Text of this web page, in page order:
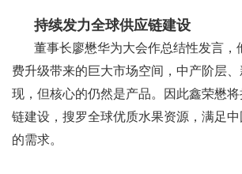
持续发力全球供应链建设
董事长廖懋华为大会作总结性发言，
费升级带来的巨大市场空间，中产阶层
现，但核心的仍然是产品。因此鑫荣懋
链建设，搜罗全球优质水果资源，满足
的需求。